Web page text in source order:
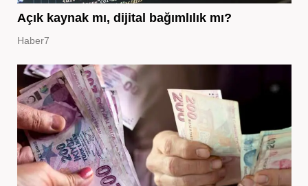
Açık kaynak mı, dijital bağımlılık mı?
Haber7